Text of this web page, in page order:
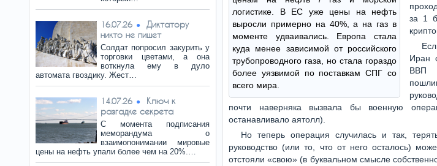
16.07.26
Диктатору
никто не пишет
Солдат попросил закурить у
торговки цветами, а она
воткнула ему в дуло
автомата гвоздику. Жест…
14.07.26
Ключ к
разгадке секрета
С момента подписания
меморандума о
взаимопонимании мировые
цены на нефть упали более чем на 20%.…
логистике. В ЕС уже цены на нефть
выросли примерно на 40%, а на газ в
моменте удваивались. Европа стала
куда менее зависимой от российского
трубопроводного газа, но стала гораздо
более уязвимой по поставкам СПГ со
всего мира.
за 1
Иран
ВВП
почти наверняка вызвала бы военную
останавливало аятолл).
Но теперь операция случилась и так,
руководство (или то, что от него осталось)
отстояли «свою» (в буквальном смысле